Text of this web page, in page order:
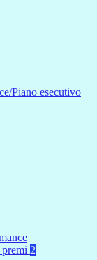
Piano esecutivo
2